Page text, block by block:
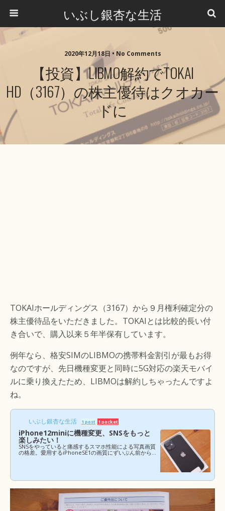
いぶし銀杏な生活
2020年12月18日 • No Comments
【投資】LIBMO解約でTOKAI
HD（3167）の株主優待はクオカー
ドに
TOKAIホールディングス（3167）から９月権利確定分の
株主優待品をいただきました。TOKAIとは比較的長い付
き合いで、購入以来５年半保有しています。
例年なら、格安SIMのLIBMOの携帯料金割引が最もお得
なのですが、先日機種変更と同時に5G対応の楽天モバイ
ルに乗り換えたため、LIBMOは解約しちゃったんですよ
ね。
いぶし銀杏な生活 1 post 1 pocket
iPhone12miniに機種変更、SNSをもっと
楽しみたい！
SNSをやっていると痛感するスマホ性能による写真画質
の格差。愛用するiPhoneSE1の画質にずいぶん前から
と決心。iPhone12から5Gに対応することを受け、キャ
リアも格安SIMから12カ月無料キャンペーン中の楽天モ
バイルに移行しようと計画を立てていました。そんな
折、楽天モバイルの乗り換えキャンペーンの8,000ポイ
ントに釣られて、...